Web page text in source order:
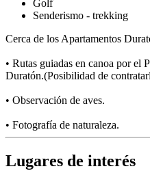
Golf
Senderismo - trekking
Cerca de los Apartamentos
• Rutas guiadas en canoa por el
Duratón.(Posibilidad de
• Observación de aves.
• Fotografía de naturaleza.
Lugares de interés